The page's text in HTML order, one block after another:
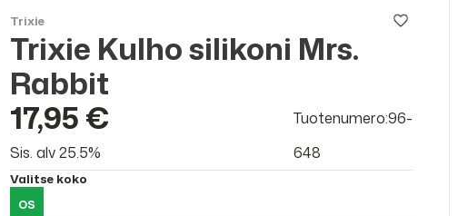
Trixie
Trixie Kulho silikoni Mrs.
Rabbit
17,95 €
Sis. alv 25.5%
Tuotenumero:96-
648
Valitse koko
OS